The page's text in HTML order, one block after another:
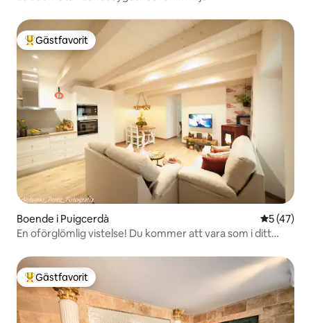
Populär gästfavorit
Gästfavorit
Boende i Puigcerdà 5 av 5 i
5 (47)
En oförglömlig vistelse! Du kommer att vara som i ditt
Populär gästfavorit
Gästfavorit